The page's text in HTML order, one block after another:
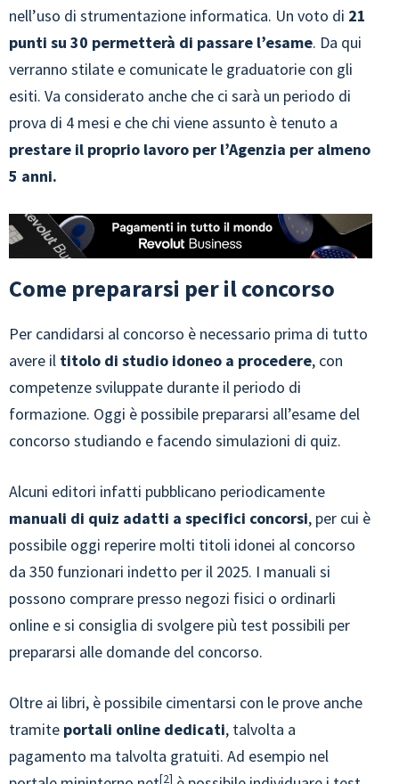
nell’uso di strumentazione informatica. Un voto di 21
punti su 30 permetterà di passare l’esame. Da qui
verranno stilate e comunicate le graduatorie con gli
esiti. Va considerato anche che ci sarà un periodo di
prova di 4 mesi e che chi viene assunto è tenuto a
prestare il proprio lavoro per l’Agenzia per almeno
5 anni.
Come prepararsi per il concorso
Per candidarsi al concorso è necessario prima di tutto
avere il titolo di studio idoneo a procedere, con
competenze sviluppate durante il periodo di
formazione. Oggi è possibile prepararsi all’esame del
concorso studiando e facendo simulazioni di quiz.
Alcuni editori infatti pubblicano periodicamente
manuali di quiz adatti a specifici concorsi, per cui è
possibile oggi reperire molti titoli idonei al concorso
da 350 funzionari indetto per il 2025. I manuali si
possono comprare presso negozi fisici o ordinarli
online e si consiglia di svolgere più test possibili per
prepararsi alle domande del concorso.
Oltre ai libri, è possibile cimentarsi con le prove anche
tramite portali online dedicati, talvolta a
pagamento ma talvolta gratuiti. Ad esempio nel
2